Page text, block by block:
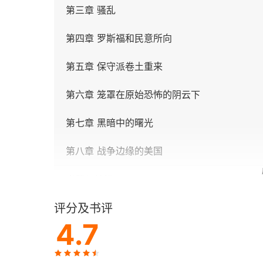
第三章 骚乱
第四章 罗斯福和民意所向
第五章 保守派卷土重来
第六章 笼罩在原始恐怖的阴云下
第七章 黑暗中的曙光
第八章 战争边缘的美国
第九章 反击
第十章 国内战线
评分及书评
4.7